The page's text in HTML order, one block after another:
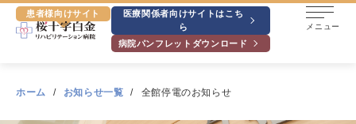
患者様向けサイト
医療関係者向けサイトはこち
ら
病院パンフレットダウンロード
メニュー
ホーム お知らせ一覧 全館停電のお知らせ